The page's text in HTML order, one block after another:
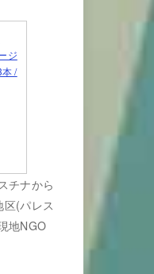
ジ
/
チナから
区(パレス
地NGO